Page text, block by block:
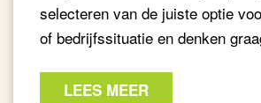
selecteren van de juiste optie
of bedrijfssituatie en denken
LEES MEER